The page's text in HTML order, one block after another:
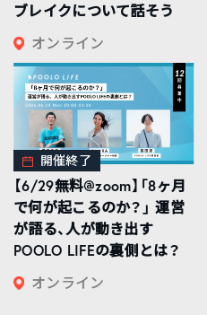
ブレイクについて話そう
オンライン
開催終了
【6/29無料@zoom】「8ヶ月
で何が起こるのか？」 運営
が語る、人が動き出す
POOLO LIFEの裏側とは？
オンライン